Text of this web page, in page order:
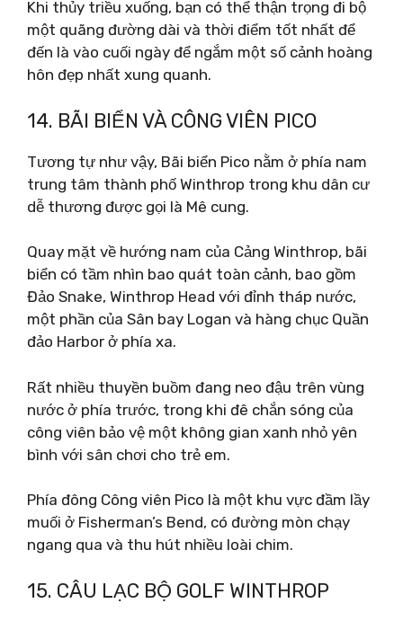
Khi thủy triều xuống, bạn có thể thận trọng đi bộ
một quãng đường dài và thời điểm tốt nhất để
đến là vào cuối ngày để ngắm một số cảnh hoàng
hôn đẹp nhất xung quanh.
14. BÃI BIỂN VÀ CÔNG VIÊN PICO
Tương tự như vậy, Bãi biển Pico nằm ở phía nam
trung tâm thành phố Winthrop trong khu dân cư
dễ thương được gọi là Mê cung.
Quay mặt về hướng nam của Cảng Winthrop, bãi
biển có tầm nhìn bao quát toàn cảnh, bao gồm
Đảo Snake, Winthrop Head với đỉnh tháp nước,
một phần của Sân bay Logan và hàng chục Quần
đảo Harbor ở phía xa.
Rất nhiều thuyền buồm đang neo đậu trên vùng
nước ở phía trước, trong khi đê chắn sóng của
công viên bảo vệ một không gian xanh nhỏ yên
bình với sân chơi cho trẻ em.
Phía đông Công viên Pico là một khu vực đầm lầy
muối ở Fisherman’s Bend, có đường mòn chạy
ngang qua và thu hút nhiều loài chim.
15. CÂU LẠC BỘ GOLF WINTHROP